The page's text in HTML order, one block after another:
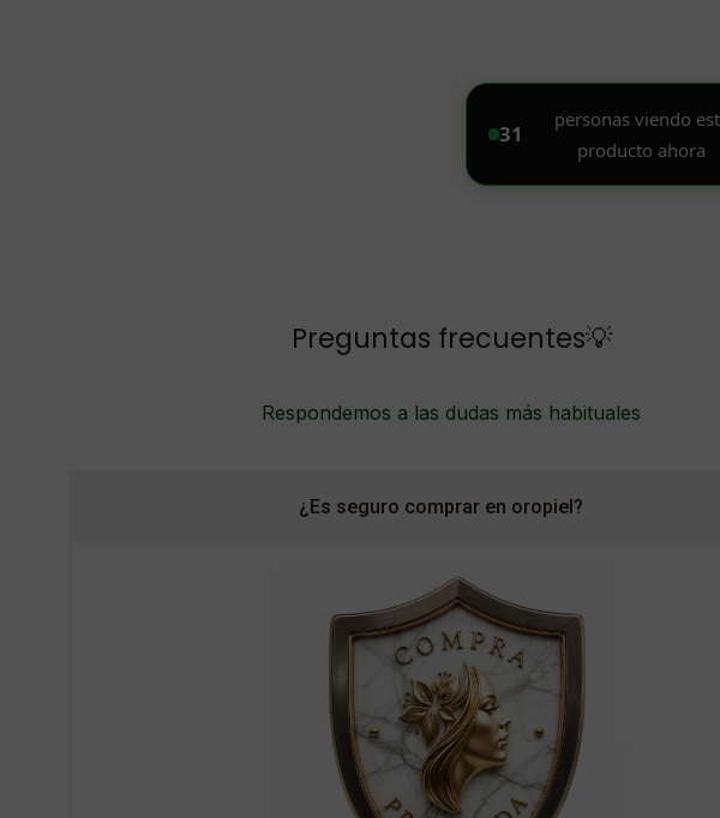
Preguntas frecuentes💡
Respondemos a las dudas más habituales
¿Es seguro comprar en oropiel?